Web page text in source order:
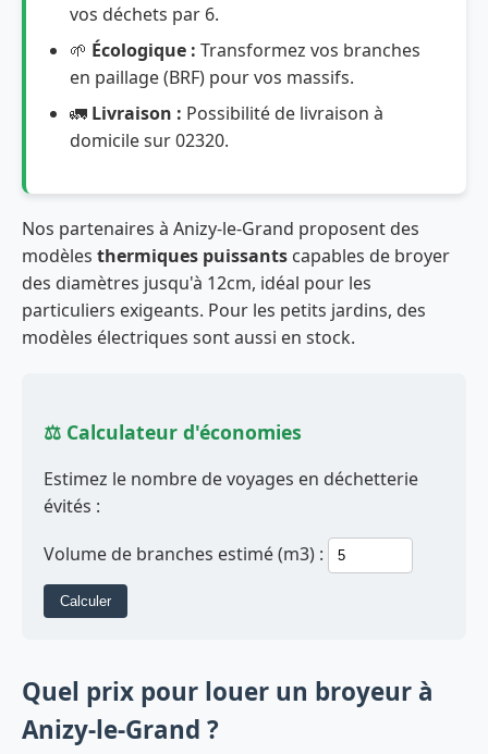
vos déchets par 6.
🌱 Écologique : Transformez vos branches
en paillage (BRF) pour vos massifs.
🚛 Livraison : Possibilité de livraison à
domicile sur 02320.
Nos partenaires à Anizy-le-Grand proposent des
modèles thermiques puissants capables de broyer
des diamètres jusqu'à 12cm, idéal pour les
particuliers exigeants. Pour les petits jardins, des
modèles électriques sont aussi en stock.
⚖️ Calculateur d'économies
Estimez le nombre de voyages en déchetterie
évités :
Volume de branches estimé (m3) :
Calculer
Quel prix pour louer un broyeur à
Anizy-le-Grand ?